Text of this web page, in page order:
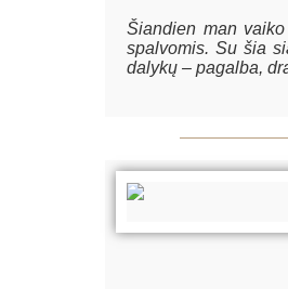
Šiandien man
spalvomis. Su šia
dalykų – pagalba,